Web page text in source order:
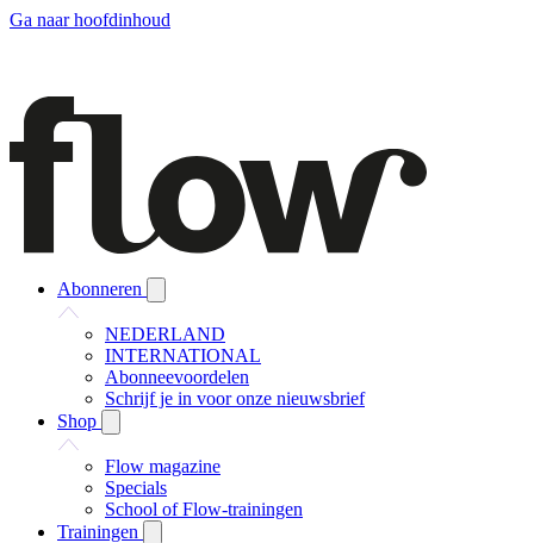
Ga naar hoofdinhoud
Abonneren
NEDERLAND
INTERNATIONAL
Abonneevoordelen
Schrijf je in voor onze nieuwsbrief
Shop
Flow magazine
Specials
School of Flow-trainingen
Trainingen